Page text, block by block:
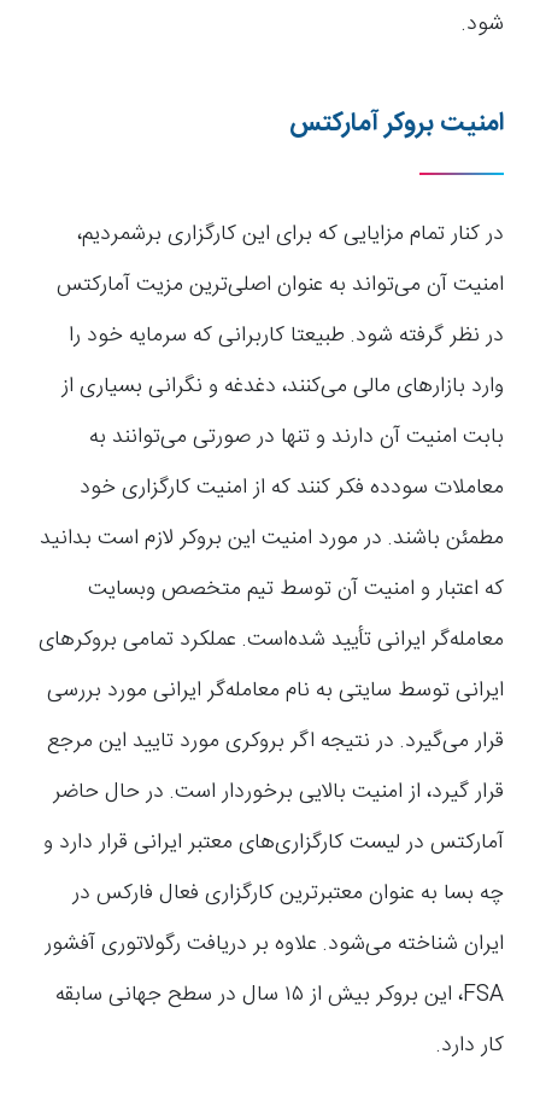
شود.
امنیت بروکر آمارکتس
در کنار تمام مزایایی که برای این کارگزاری برشمردیم،
امنیت آن می‌تواند به عنوان اصلی‌ترین مزیت آمارکتس
در نظر گرفته شود. طبیعتا کاربرانی که سرمایه خود را
وارد بازارهای مالی می‌کنند، دغدغه و نگرانی بسیاری از
بابت امنیت آن دارند و تنها در صورتی می‌توانند به
معاملات سودده فکر کنند که از امنیت کارگزاری خود
مطمئن باشند‌. در مورد امنیت این بروکر لازم است بدانید
که اعتبار و امنیت آن توسط تیم متخصص وبسایت
معامله‌گر ایرانی تأیید شده‌است. عملکرد تمامی بروکرهای
ایرانی توسط سایتی به نام معامله‌گر ایرانی مورد بررسی
قرار می‌گیرد. در نتیجه اگر بروکری مورد تایید این مرجع
قرار گیرد، از امنیت بالایی برخوردار است. در حال حاضر
آمارکتس در لیست کارگزاری‌های معتبر ایرانی قرار دارد و
چه بسا به عنوان معتبرترین کارگزاری فعال فارکس در
ایران شناخته می‌شود. علاوه بر دریافت رگولاتوری آفشور
FSA، این بروکر بیش از ۱۵ سال در سطح جهانی سابقه
کار دارد.